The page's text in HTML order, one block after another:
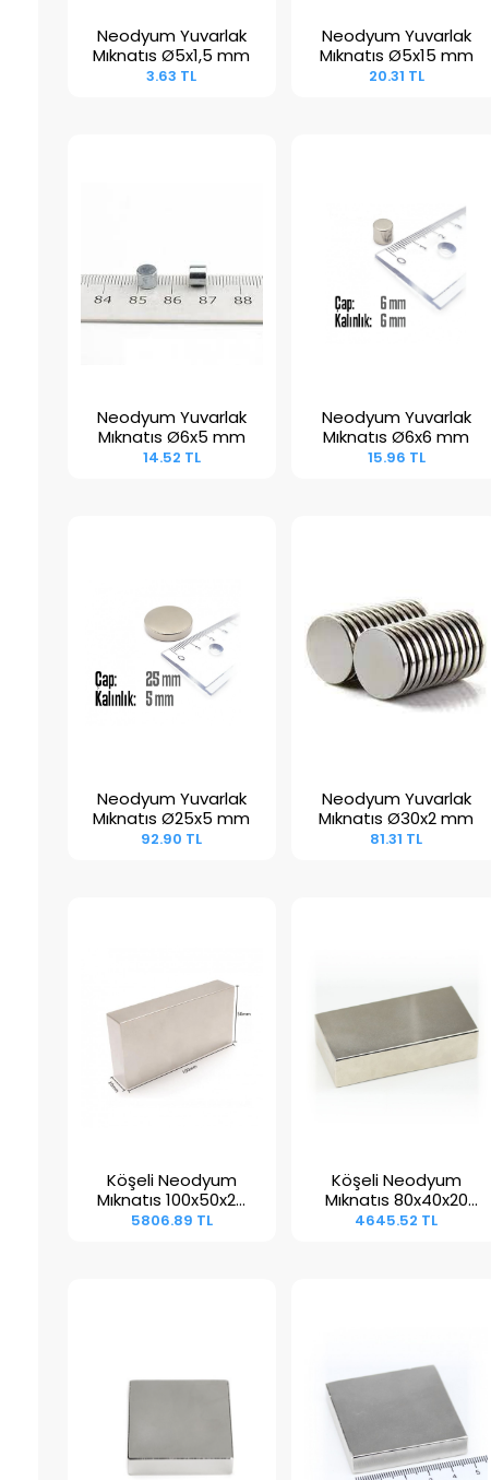
Sepete Ekle
Neodyum Yuvarlak
Mıknatıs Ø5x1,5 mm
3.63 TL
Sepete Ekle
Neodyum Yuvarlak
Mıknatıs Ø5x15 mm
20.31 TL
Sepete Ekle
Neodyum Yuvarlak
Mıknatıs Ø6x5 mm
14.52 TL
Sepete Ekle
Neodyum Yuvarlak
Mıknatıs Ø6x6 mm
15.96 TL
Sepete Ekle
Neodyum Yuvarlak
Mıknatıs Ø25x5 mm
92.90 TL
Sepete Ekle
Neodyum Yuvarlak
Mıknatıs Ø30x2 mm
81.31 TL
Sepete Ekle
Köşeli Neodyum
Mıknatıs 100x50x20
mm
5806.89 TL
Sepete Ekle
Köşeli Neodyum
Mıknatıs 80x40x20
mm
4645.52 TL